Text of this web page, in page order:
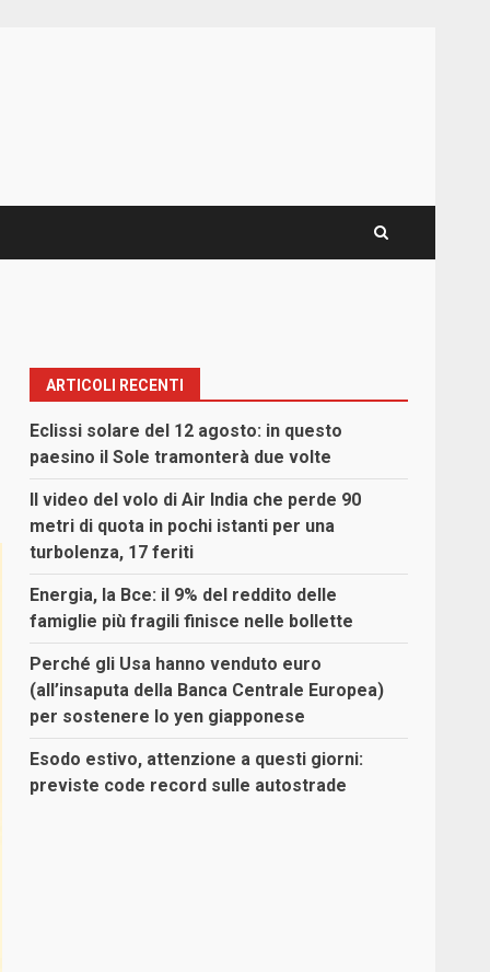
ARTICOLI RECENTI
Eclissi solare del 12 agosto: in questo
paesino il Sole tramonterà due volte
Il video del volo di Air India che perde 90
metri di quota in pochi istanti per una
turbolenza, 17 feriti
Energia, la Bce: il 9% del reddito delle
famiglie più fragili finisce nelle bollette
Perché gli Usa hanno venduto euro
(all’insaputa della Banca Centrale Europea)
per sostenere lo yen giapponese
Esodo estivo, attenzione a questi giorni:
previste code record sulle autostrade